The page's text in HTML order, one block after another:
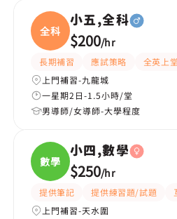
全科
小五,全科
$200/hr
長期補習 應試策略 全英上
上門補習-九龍城
一星期2日-1.5小時/堂
男導師/女導師-大學程度
數學
小四,數學
$250/hr
提供筆記 提供練習題/試題
上門補習-天水圍